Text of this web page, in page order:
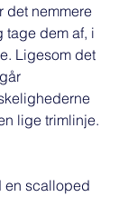
det nemmere
dem af, i
Ligesom det
lige trimlinje.
en scalloped